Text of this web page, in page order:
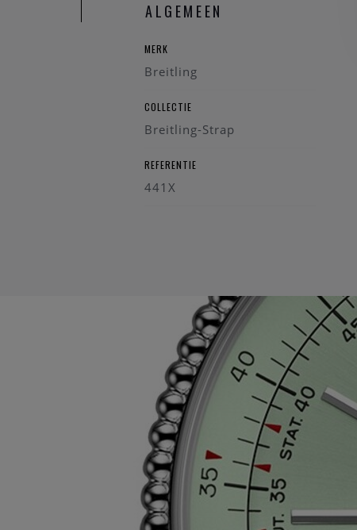
ALGEMEEN
MERK
Breitling
COLLECTIE
Breitling-Strap
REFERENTIE
441X